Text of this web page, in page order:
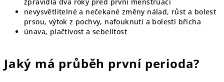
nevysvětlitelné a nečekané změny nálad, růst a bolest
prsou, výtok z pochvy, nafouknutí a bolesti břicha
únava, plačtivost a sebelítost
Jaký má průběh první perioda?